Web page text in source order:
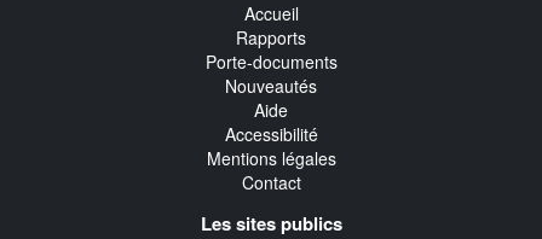
Accueil
Rapports
Porte-documents
Nouveautés
Aide
Accessibilité
Mentions légales
Contact
Les sites publics